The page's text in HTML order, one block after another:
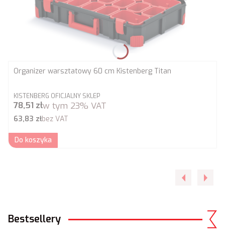
Organizer warsztatowy 60 cm Kistenberg Titan
PRODUCENT
KISTENBERG OFICJALNY SKLEP
Cena brutto
78,51 złw tym 23% VAT
Cena netto
63,83 złbez VAT
Do koszyka
Bestsellery